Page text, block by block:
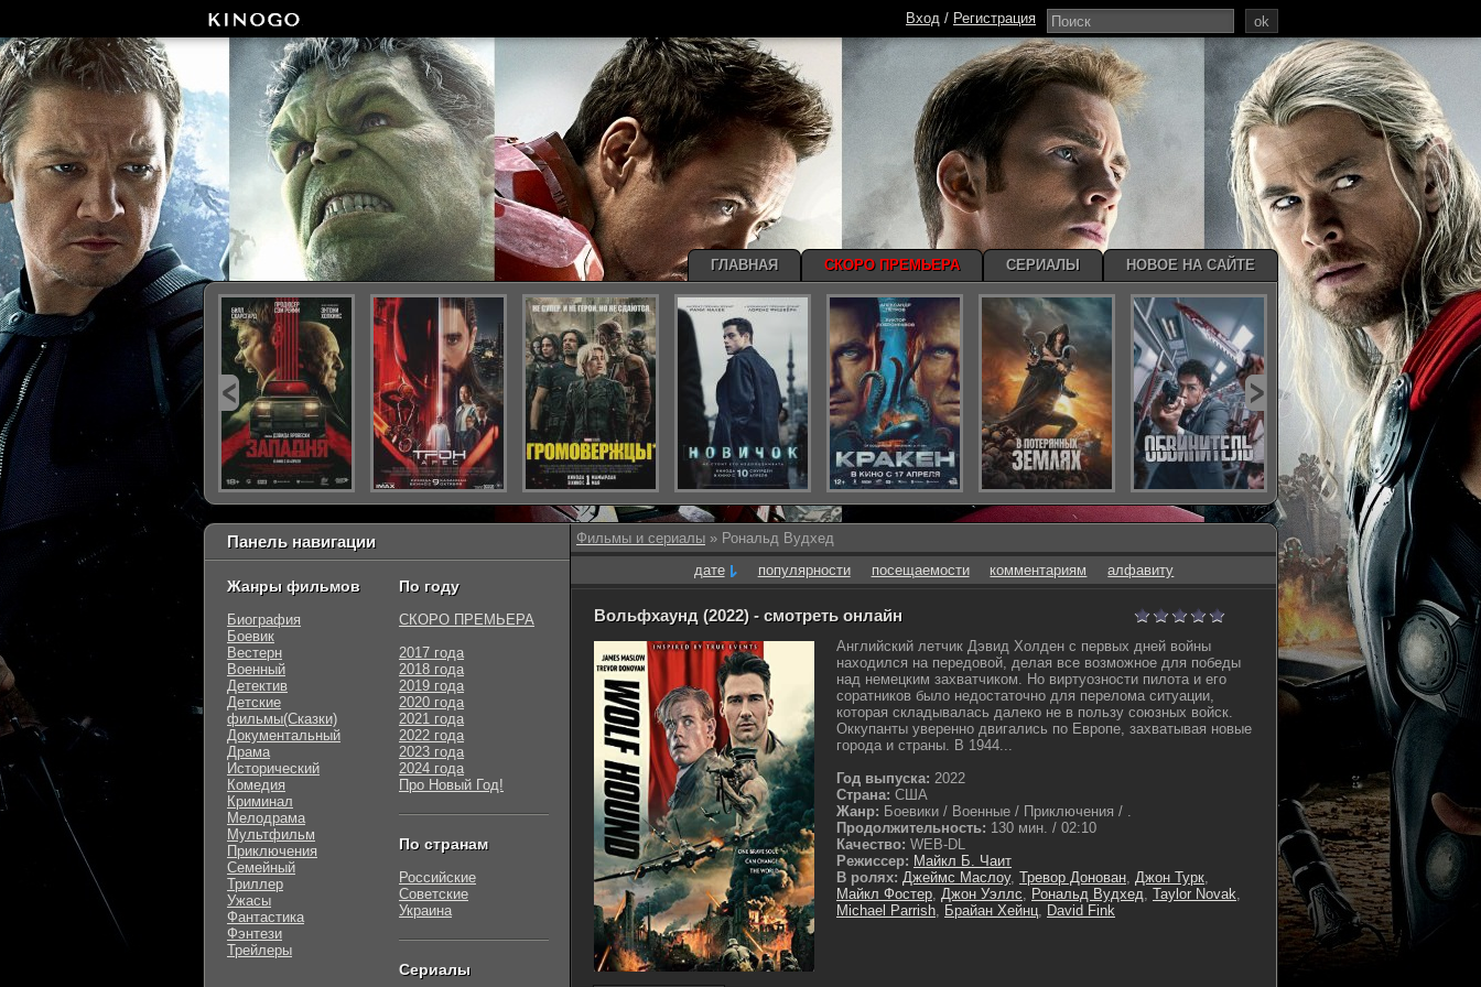
Фильмы и сериалы » Рональд Вудхед
дате
популярности посещаемости комментариям алфавиту
Вольфхаунд (2022) - смотреть онлайн
Английский летчик Дэвид Холден с первых дней войны
находился на передовой, делая все возможное для победы
над немецким захватчиком. Но виртуозности пилота и его
соратников было недостаточно для перелома ситуации,
которая складывалась далеко не в пользу союзных войск.
Оккупанты уверенно двигались по Европе, захватывая новые
города и страны. В 1944...
Год выпуска: 2022
Страна: США
Жанр: Боевики / Военные / Приключения / .
Продолжительность: 130 мин. / 02:10
Качество: WEB-DL
Режиссер: Майкл Б. Чаит
В ролях: Джеймс Маслоу, Тревор Донован, Джон Турк,
Майкл Фостер, Джон Уэллс, Рональд Вудхед, Taylor Novak,
Michael Parrish, Брайан Хейнц, David Fink
Панель навигации
Жанры фильмов
Биография
Боевик
Вестерн
Военный
Детектив
Детские
фильмы(Сказки)
Документальный
Драма
Исторический
Комедия
Криминал
Мелодрама
Мультфильм
Приключения
Семейный
Триллер
Ужасы
Фантастика
Фэнтези
Трейлеры
По году
СКОРО ПРЕМЬЕРА
2017 года
2018 года
2019 года
2020 года
2021 года
2022 года
2023 года
2024 года
Про Новый Год!
По странам
Российские
Советские
Украина
Сериалы
ok
Вход / Регистрация
ГЛАВНАЯ СКОРО ПРЕМЬЕРА СЕРИАЛЫ НОВОЕ НА САЙТЕ